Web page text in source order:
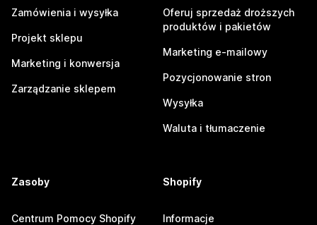
Zamówienia i wysyłka
Projekt sklepu
Marketing i konwersja
Zarządzanie sklepem
Oferuj sprzedaż droższych
produktów i pakietów
Marketing e-mailowy
Pozycjonowanie stron
Wysyłka
Waluta i tłumaczenie
Zasoby
Centrum Pomocy Shopify
Shopify
Informacje